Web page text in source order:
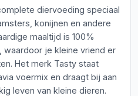
diervoeding speciaal
konijnen en andere
maaltijd is 100%
waardoor je kleine vriend er
Het merk Tasty staat
voermix en draagt bij aan
leven van kleine dieren.